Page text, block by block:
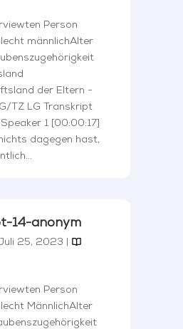
Person
männlichAlter
der Eltern -
TZ LG Transkript
1 [00:00:17]
dagegen hast,
14-anonym
25, 2023
Person
MännlichAlter